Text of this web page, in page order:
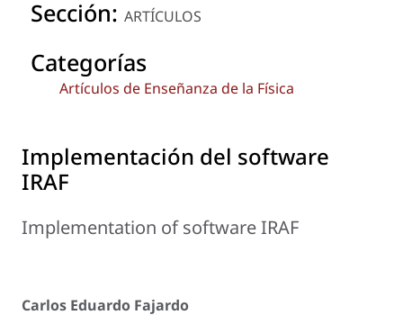
Sección: ARTÍCULOS
Categorías
Artículos de Enseñanza de la Física
Implementación del software
IRAF
Implementation of software IRAF
Carlos Eduardo Fajardo